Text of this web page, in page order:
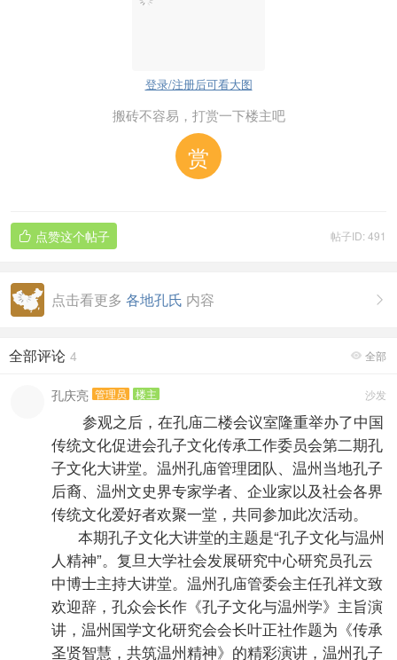
搬砖不容易，打赏一下楼主吧
赏
点赞这个帖子
点击看更多 各地孔氏 内容
全部评论
参观之后，在孔庙二楼会议室隆重举办了中国
传统文化促进会孔子文化传承工作委员会第二期孔
子文化大讲堂。温州孔庙管理团队、温州当地孔子
后裔、温州文史界专家学者、企业家以及社会各界
传统文化爱好者欢聚一堂，共同参加此次活动。
本期孔子文化大讲堂的主题是“孔子文化与温州
人精神”。复旦大学社会发展研究中心研究员孔云
中博士主持大讲堂。温州孔庙管委会主任孔祥文致
欢迎辞，孔众会长作《孔子文化与温州学》主旨演
讲，温州国学文化研究会会长叶正社作题为《传承